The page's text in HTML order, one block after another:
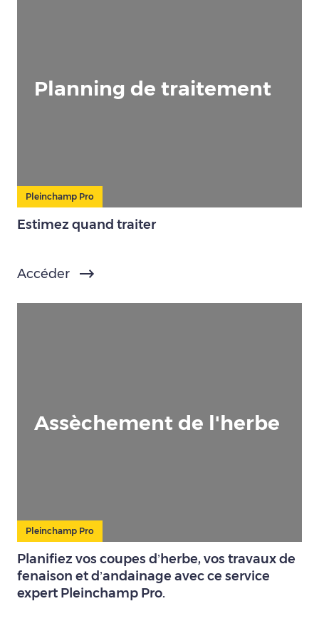
Planning de traitement
Pleinchamp Pro
Estimez quand traiter
Accéder
Assèchement de l'herbe
Pleinchamp Pro
Planifiez vos coupes d’herbe, vos travaux de
fenaison et d’andainage avec ce service
expert Pleinchamp Pro.